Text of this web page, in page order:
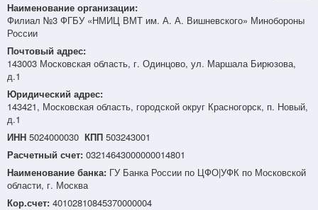
Наименование организации:
Филиал №3 ФГБУ «НМИЦ ВМТ им. А. А. Вишневского» Минобороны
России
Почтовый адрес:
143003 Московская область, г. Одинцово, ул. Маршала Бирюзова,
д.1
Юридический адрес:
143421, Московская область, городской округ Красногорск, п. Новый,
д.1
ИНН 5024000030 КПП 503243001
Расчетный счет: 03214643000000014801
Наименование банка: ГУ Банка России по ЦФО|УФК по Московской
области, г. Москва
Кор.счет: 40102810845370000004